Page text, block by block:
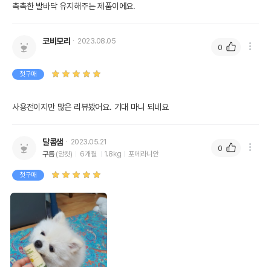
촉촉한 발바닥 유지해주는 제품이에요.
코비모리 2023.08.05
첫구매
사용전이지만 많은 리뷰봤어요. 기대 마니 되네요
0
달콤샘
2023.05.21
구름 (암컷) 6개월 1.8kg 포메라니안
첫구매
0